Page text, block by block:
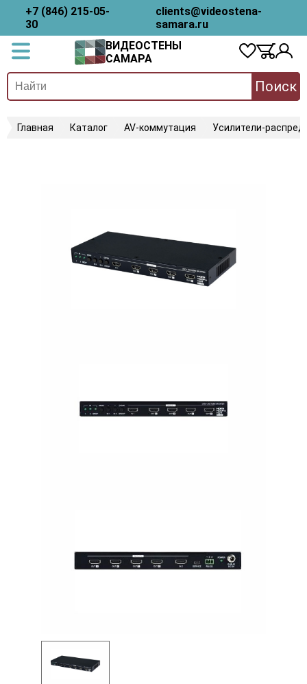
+7 (846) 215-05-
30
clients@videostena-
samara.ru
ВИДЕОСТЕНЫ
САМАРА
Поиск
Главная Каталог AV-коммутация Усилители-